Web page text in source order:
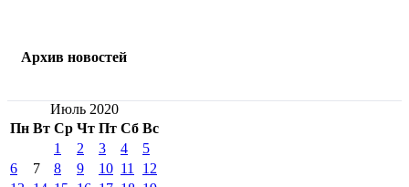
Архив новостей
Июль 2020
Пн Вт Ср Чт Пт Сб Вс
1
2 3 4
5
6
7 8 9 10 11
12